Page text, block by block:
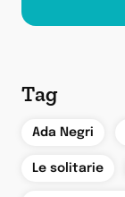
Tag
Ada Negri
Le solitarie